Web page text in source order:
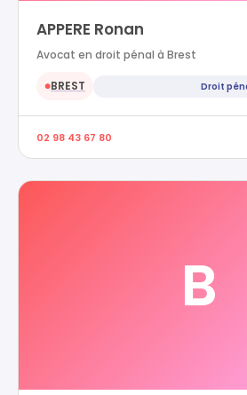
APPERE Ronan
Avocat en droit pénal à Brest
●BREST Droit
02 98 43 67 80
B